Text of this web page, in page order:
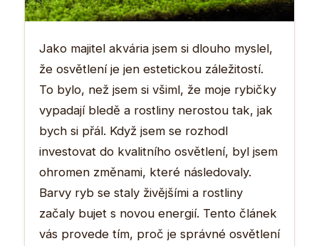
Jako majitel akvária jsem si dlouho myslel,
že osvětlení je jen estetickou záležitostí.
To bylo, než jsem si všiml, že moje rybičky
vypadají bledě a rostliny nerostou tak, jak
bych si přál. Když jsem se rozhodl
investovat do kvalitního osvětlení, byl jsem
ohromen změnami, které následovaly.
Barvy ryb se staly živějšími a rostliny
začaly bujet s novou energií. Tento článek
vás provede tím, proč je správné osvětlení